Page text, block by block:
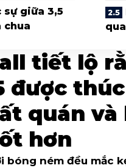
sự giữa 3,5
chua
tiết lộ
được
quán và
hơn
bóng ném đều mắc